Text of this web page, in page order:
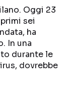
Oggi 23
sei
ha
In una
durante le
dovrebbe